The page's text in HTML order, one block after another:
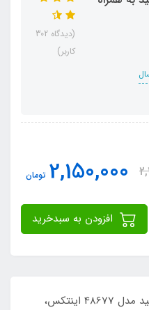
(دیدگاه 302
کاربر)
2,150,000 تومان
با استخر بادی کودک طرح خورشید مدل 48677 اینتکس،